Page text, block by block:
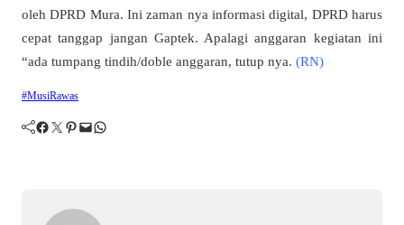
oleh DPRD Mura. Ini zaman nya informasi digital, DPRD harus
cepat tanggap jangan Gaptek. Apalagi anggaran kegiatan ini
“ada tumpang tindih/doble anggaran, tutup nya. (RN)
#MusiRawas
Facebook Twitter Pinterest Mail WhatsApp